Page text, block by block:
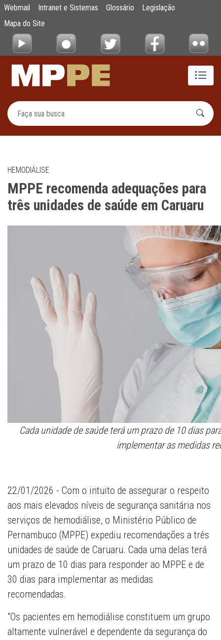
Pular para o Conteúdo principal
MPPE recomenda adequações para três
Webmail Intranet e Sistemas Glossário
Legislação
Mapa do Site
HEMODIÁLISE
MPPE recomenda adequações para
três unidades de saúde em Caruaru
Cada unidade de saúde terá um prazo de 10 dias
implementar as medidas
22/01/2026 - Com o intuito de assegurar o respeito
aos mais elevados níveis de segurança sanitária nos
serviços de hemodiálise, o Ministério Público de
Pernambuco (MPPE) expediu recomendações a três
unidades de saúde de Caruaru. Cada uma delas terá
um prazo de 10 dias para responder ao MPPE e de
30 dias para implementar as medidas
recomendadas.
"Os pacientes em hemodiálise constituem um grupo
altamente vulnerável e dependente da segurança do